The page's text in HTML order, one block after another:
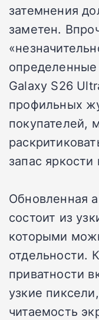
затемнения
заметен.
Galaxy S26
профильных
покупателей,
запас
Обновленная
состоит из
которыми
отдельности.
приватности
узкие
читаемость